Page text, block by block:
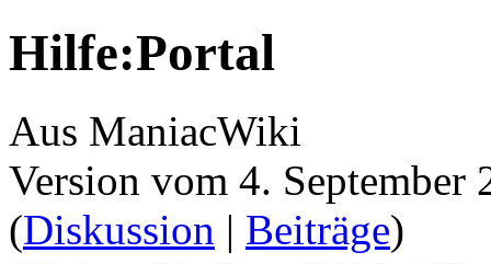
Hilfe:Portal
Aus ManiacWiki
Version vom 4.
(Diskussion | Beiträge)